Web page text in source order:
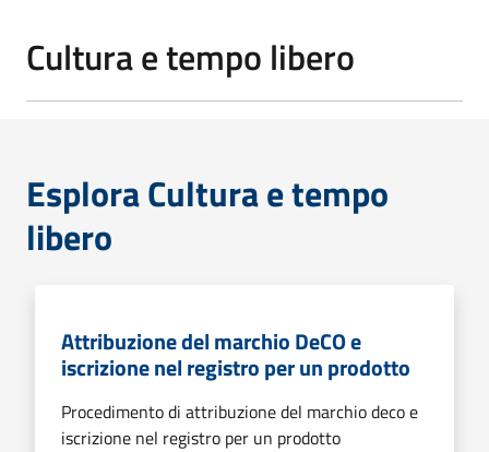
Cultura e tempo libero
Esplora Cultura e tempo
libero
Attribuzione del marchio DeCO e
iscrizione nel registro per un prodotto
Procedimento di attribuzione del marchio deco e
iscrizione nel registro per un prodotto